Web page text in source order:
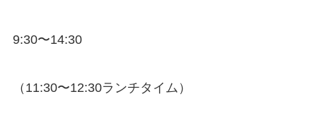
9:30〜14:30
（11:30〜12:30ランチタイム）